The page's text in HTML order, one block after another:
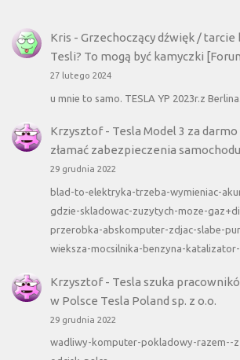
Kris - Grzechoczący dźwięk / tarcie
Tesli? To mogą być kamyczki
27 lutego 2024
u mnie to samo. TESLA YP 2023r.z Berlina.
Krzysztof- Tesla Model 3 za
złamać zabezpieczenia samochodu
29 grudnia 2022
blad-to-elektryka-trzeba-wymieniac-
gdzie-skladowac-zuzytych-moze-
przerobka-abskomputer-zdjac-slabe-
wieksza-mocsilnika-benzyna-
Krzysztof- Tesla szuka
w Polsce Tesla Poland sp. z o.o.
29 grudnia 2022
wadliwy-komputer-pokladowy-razem--